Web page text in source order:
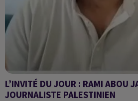
L’INVITÉ DU JOUR : RAMI ABOU
JOURNALISTE PALESTINIEN